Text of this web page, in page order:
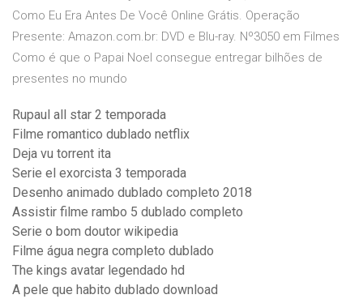
Como Eu Era Antes De Você Online Grátis. Operação
Presente: Amazon.com.br: DVD e Blu-ray. Nº3050 em Filmes
Como é que o Papai Noel consegue entregar bilhões de
presentes no mundo
Rupaul all star 2 temporada
Filme romantico dublado netflix
Deja vu torrent ita
Serie el exorcista 3 temporada
Desenho animado dublado completo 2018
Assistir filme rambo 5 dublado completo
Serie o bom doutor wikipedia
Filme água negra completo dublado
The kings avatar legendado hd
A pele que habito dublado download